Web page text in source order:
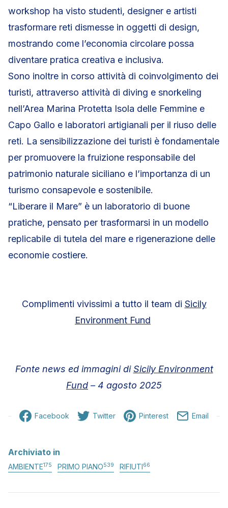
workshop ha visto studenti, designer e artisti
trasformare reti dismesse in oggetti di design,
mostrando come l’economia circolare possa
diventare pratica creativa e inclusiva.
Sono inoltre in corso attività di coinvolgimento dei
turisti, attraverso attività di diving e snorkeling
nell’Area Marina Protetta Isola delle Femmine e
Capo Gallo e laboratori artigianali per il riuso delle
reti. La sensibilizzazione dei turisti è fondamentale
per promuovere la fruizione responsabile del
patrimonio naturale siciliano e l’importanza di un
turismo consapevole e sostenibile.
“Liberare il Mare” è un laboratorio di buone
pratiche, pensato per trasformarsi in un modello
replicabile di tutela del mare e rigenerazione delle
economie costiere.
Complimenti vivissimi a tutto il team di Sicily
Environment Fund
Fonte news ed immagini diSicily Environment
Fund – 4 agosto 2025
Facebook Twitter Pinterest Email
Archiviato in
AMBIENTE175 PRIMO PIANO539 RIFIUTI66